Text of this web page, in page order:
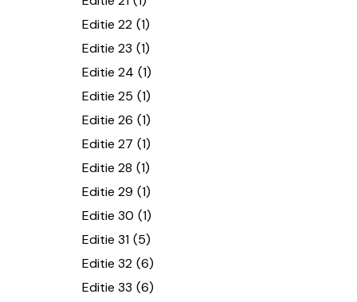
Editie 22 (1)
Editie 23 (1)
Editie 24 (1)
Editie 25 (1)
Editie 26 (1)
Editie 27 (1)
Editie 28 (1)
Editie 29 (1)
Editie 30 (1)
Editie 31 (5)
Editie 32 (6)
Editie 33 (6)